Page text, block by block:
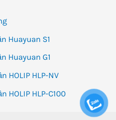
Huayuan S1
Huayuan G1
HOLIP HLP-NV
HOLIP HLP-C100